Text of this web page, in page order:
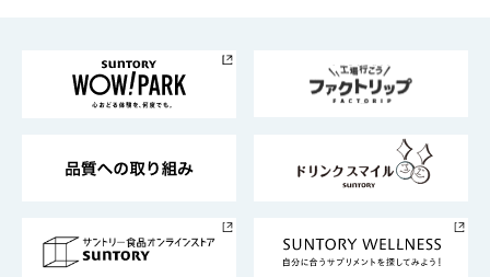
地域情報
サントリーサンバーズ大阪
サントリーが考えるサステナビリティ経営
企業概要
採用情報